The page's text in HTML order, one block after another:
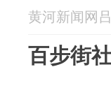
黄河新闻网
百步街